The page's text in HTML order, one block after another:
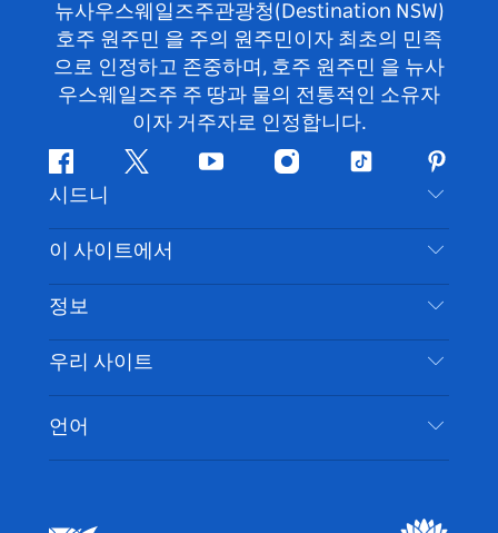
뉴사우스웨일즈주관광청(Destination NSW)
호주 원주민 을 주의 원주민이자 최초의 민족
으로 인정하고 존중하며, 호주 원주민 을 뉴사
우스웨일즈주 주 땅과 물의 전통적인 소유자
이자 거주자로 인정합니다.
페
이
스
북
지
귀
다
유
브
인
타
램
틱
핀
터
레
스
트
시드니
문의하기
부인 성명
쿠키 고지
이 사이트에서
목적지
할 일
이벤트
숙소
정보
여행 정보
시드니 접근성
귀하의 사업을 등록하세요
우리 사이트
언어